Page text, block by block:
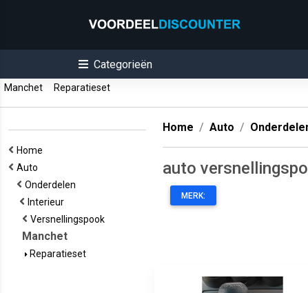
Categorieën
Manchet Reparatieset
Home
Auto
Onderdelen
Interieur
Versnellingspook
Manchet
Reparatieset
Home Auto
auto
MERK: